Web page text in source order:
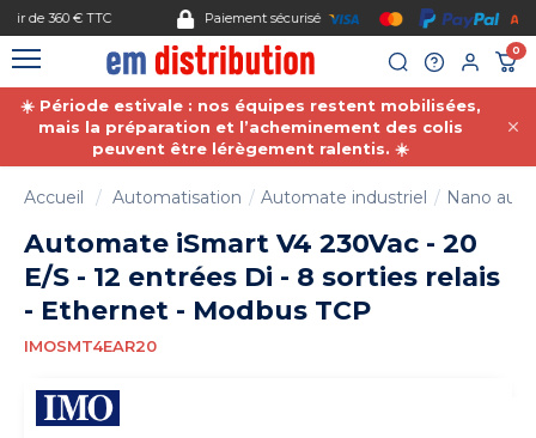
Paiement sécurisé
0
☀️ Période estivale : nos équipes restent mobilisées,
mais la préparation et l’acheminement des colis
peuvent être lérègement ralentis. ☀️
Accueil Automatisation Automate industriel Nano
Automate iSmart V4 230Vac - 20
E/S - 12 entrées Di - 8 sorties relais
- Ethernet - Modbus TCP
IMOSMT4EAR20
Gestion des cookies